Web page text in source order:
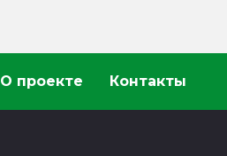
О проекте Контакты